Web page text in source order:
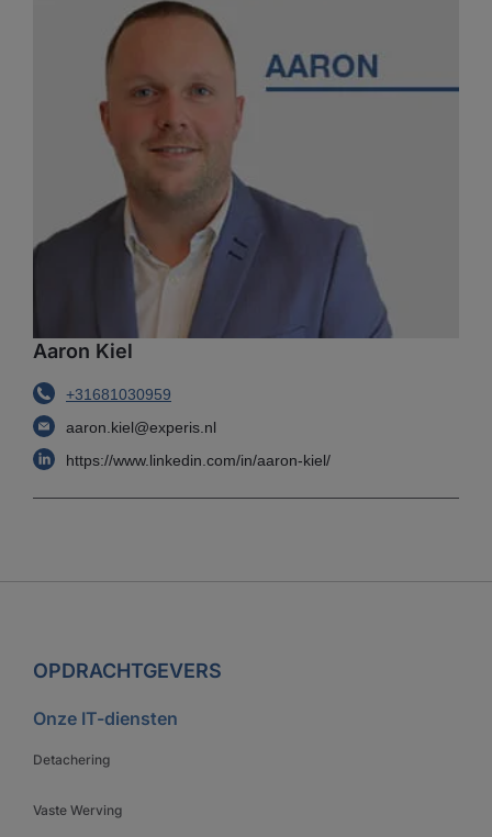
Aaron Kiel
+31681030959
aaron.kiel@experis.nl
https://www.linkedin.com/in/aaron-kiel/
OPDRACHTGEVERS
Onze IT-diensten
Detachering
Vaste Werving